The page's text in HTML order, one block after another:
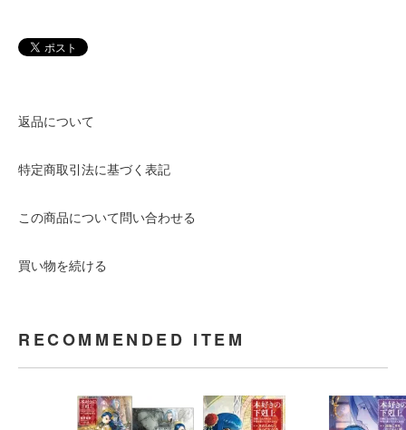
返品について
特定商取引法に基づく表記
この商品について問い合わせる
買い物を続ける
RECOMMENDED ITEM